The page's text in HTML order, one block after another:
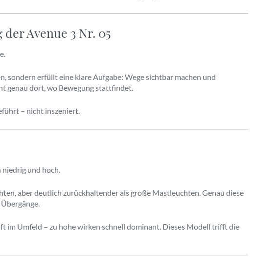
Avenue 3 Nr. 05
sondern erfüllt eine klare Aufgabe: Wege sichtbar machen und
genau dort, wo Bewegung stattfindet.
– nicht inszeniert.
niedrig und hoch.
aber deutlich zurückhaltender als große Mastleuchten. Genau diese
im Umfeld – zu hohe wirken schnell dominant. Dieses Modell trifft die